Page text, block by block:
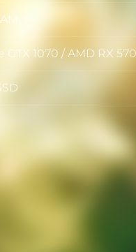
GTX 1070 / AMD RX